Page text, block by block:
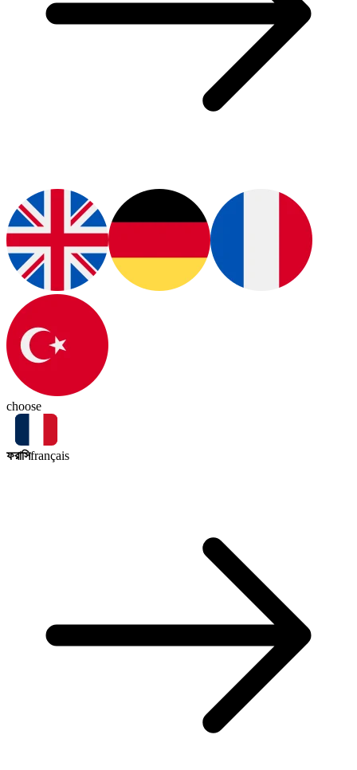
choose
ফরাসিfrançais